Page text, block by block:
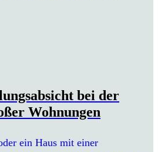
bei der
Wohnungen
ein Haus mit einer